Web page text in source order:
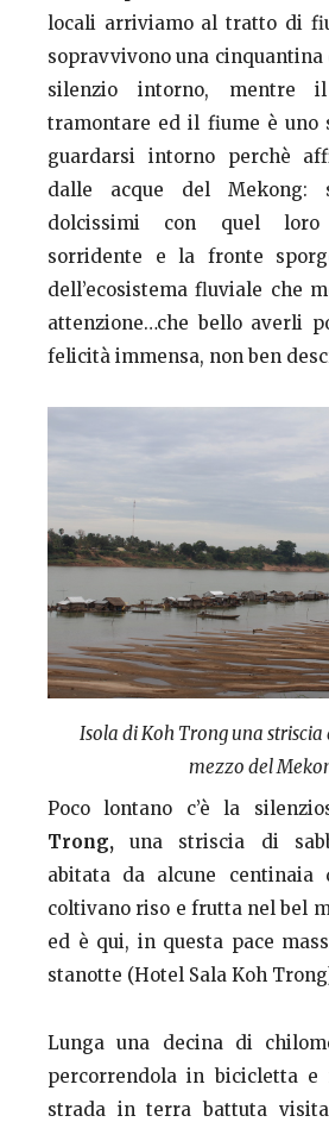
locali arriviamo al tratto di
sopravvivono una
silenzio intorno, mentre
tramontare ed il fiume è uno
guardarsi intorno perchè
dalle acque del Mekong:
dolcissimi con quel loro
sorridente e la fronte
dell’ecosistema fluviale che
attenzione…che bello averli
felicità immensa, non ben
Isola di Koh Trong una striscia
mezzo del
Poco lontano c’è la
Trong, una striscia di
abitata da alcune centinaia
coltivano riso e frutta nel bel
ed è qui, in questa pace
stanotte (Hotel Sala Koh
Lunga una decina di
percorrendola in bicicletta e
strada in terra battuta